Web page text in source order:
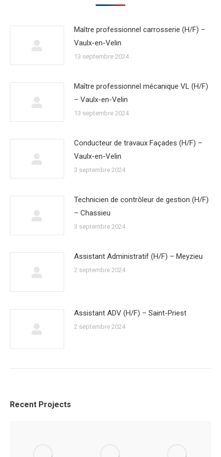
Maître professionnel carrosserie (H/F) –
Vaulx-en-Velin
13 septembre 2024
Maître professionnel mécanique VL (H/F)
– Vaulx-en-Velin
13 septembre 2024
Conducteur de travaux Façades (H/F) –
Vaulx-en-Velin
3 septembre 2024
Technicien de contrôleur de gestion (H/F)
– Chassieu
3 septembre 2024
Assistant Administratif (H/F) – Meyzieu
2 septembre 2024
Assistant ADV (H/F) – Saint-Priest
2 septembre 2024
Recent Projects